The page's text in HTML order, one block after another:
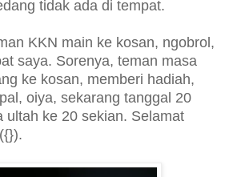
tidak ada di tempat.
KKN main ke kosan, ngobrol,
saya. Sorenya, teman masa
ke kosan, memberi hadiah,
oiya, sekarang tanggal 20
ultah ke 20 sekian. Selamat